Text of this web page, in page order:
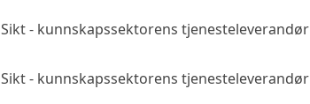
Sikt - kunnskapssektorens tjenesteleverandør
Sikt - kunnskapssektorens tjenesteleverandør